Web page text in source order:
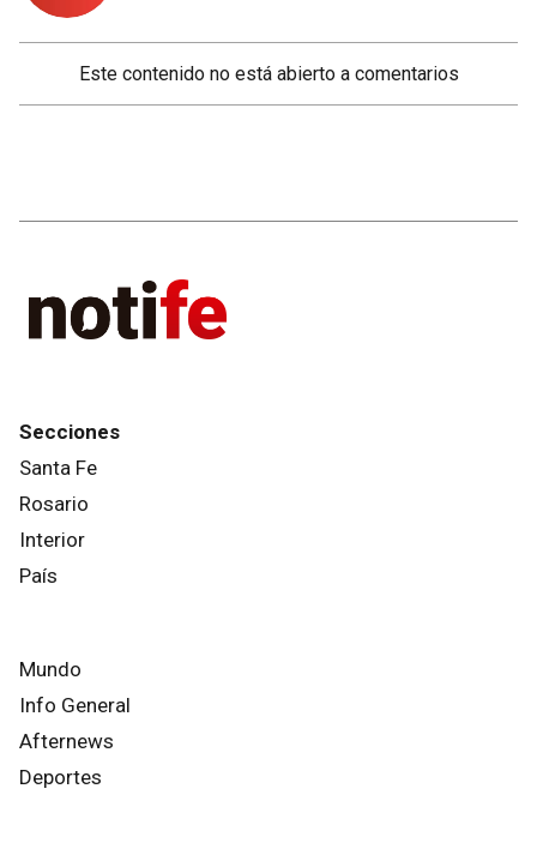
Este contenido no está abierto a comentarios
Secciones
Santa Fe
Rosario
Interior
País
Mundo
Info General
Afternews
Deportes